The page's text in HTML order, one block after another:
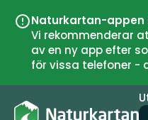
Naturkartan-appen
Vi rekommenderar
av en ny app efter
för vissa telefoner -